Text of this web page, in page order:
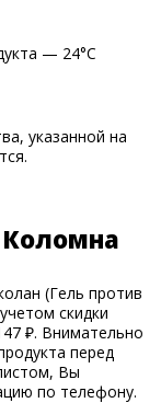
— 24°С
указанной на
(Гель против
скидки
₽. Внимательно
перед
Вы
по телефону.